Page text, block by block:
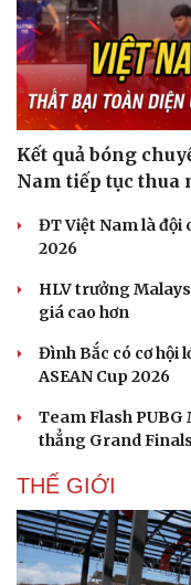
Kết quả bóng
Nam tiếp tục thua
ĐT Việt Nam là đội
2026
HLV trưởng
giá cao hơn
Đình Bắc có cơ hội
ASEAN Cup 2026
Team Flash
thẳng Grand
THẾ GIỚI